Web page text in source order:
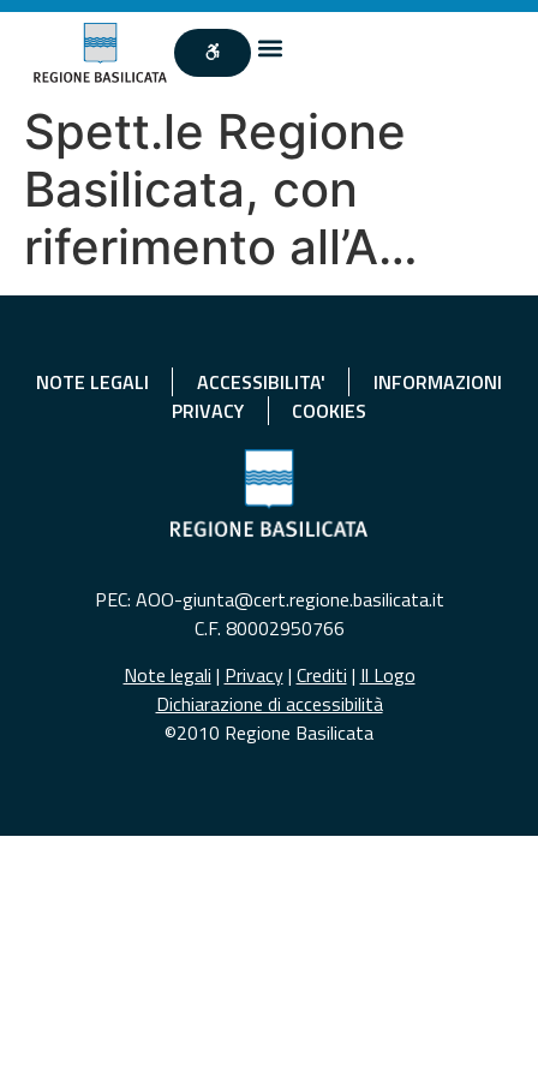
Spett.le Regione
Basilicata, con
riferimento all’A…
NOTE LEGALI ACCESSIBILITA'
INFORMAZIONI
PRIVACY
COOKIES
PEC: AOO-giunta@cert.regione.basilicata.it
C.F. 80002950766
Note legali | Privacy| Crediti | Il Logo
Dichiarazione di accessibilità
©2010 Regione Basilicata